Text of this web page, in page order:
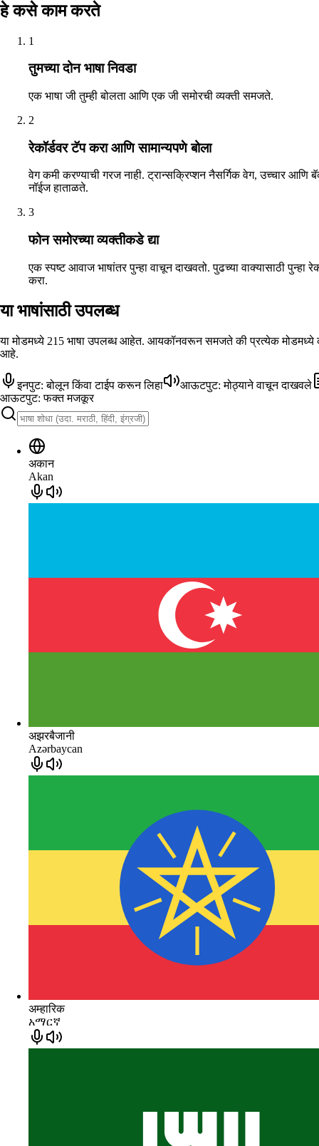
हे कसे काम करते
1
तुमच्या दोन भाषा निवडा
एक भाषा जी तुम्ही बोलता आणि एक जी समोरची व्यक्ती समजते.
2
रेकॉर्डवर टॅप करा आणि सामान्यपणे बोला
वेग कमी करण्याची गरज नाही. ट्रान्सक्रिप्शन नैसर्गिक वेग, उच्चार आणि
नॉईज हाताळते.
3
फोन समोरच्या व्यक्तीकडे द्या
एक स्पष्ट आवाज भाषांतर पुन्हा वाचून दाखवतो. पुढच्या वाक्यासाठी पुन्हा
करा.
या भाषांसाठी उपलब्ध
या मोडमध्ये 215 भाषा उपलब्ध आहेत. आयकॉनवरून समजते की प्रत्येक मोडमध्ये
आहे.
इनपुट: बोलून किंवा टाईप करून लिहा
आऊटपुट: मोठ्याने वाचून दाखवले
आऊटपुट: फक्त मजकूर
अकान
Akan
अझरबैजानी
Azərbaycan
अम्हारिक
አማርኛ